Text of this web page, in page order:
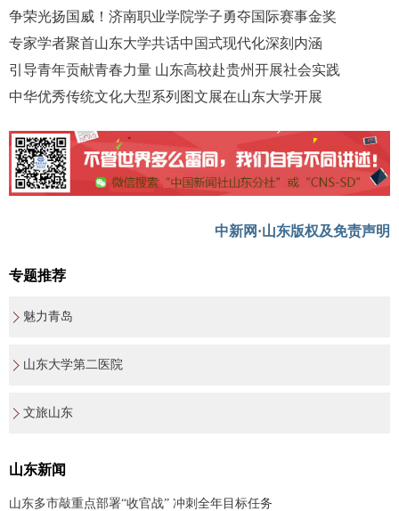
争荣光扬国威！济南职业学院学子勇夺国际赛事金奖
专家学者聚首山东大学共话中国式现代化深刻内涵
引导青年贡献青春力量 山东高校赴贵州开展社会实践
中华优秀传统文化大型系列图文展在山东大学开展
中新网·山东版权及免责声明
专题推荐
魅力青岛
山东大学第二医院
文旅山东
山东新闻
山东多市敲重点部署“收官战” 冲刺全年目标任务